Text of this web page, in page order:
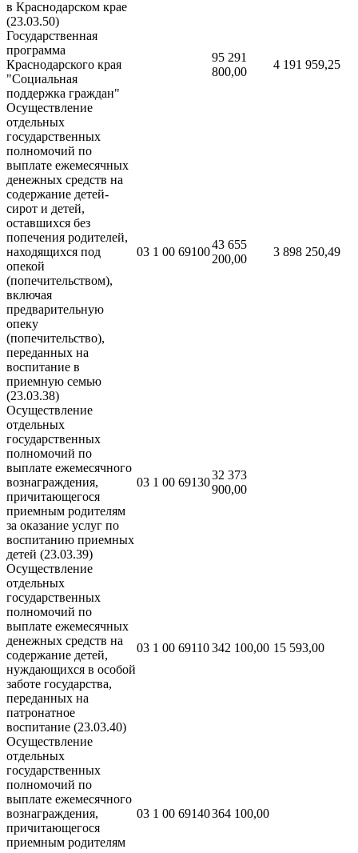
в Краснодарском крае
(23.03.50)
Государственная
программа
Краснодарского края
"Социальная
поддержка граждан"
95 291
800,00
4 191 959,25
Осуществление
отдельных
государственных
полномочий по
выплате ежемесячных
денежных средств на
содержание детей-
сирот и детей,
оставшихся без
попечения родителей,
находящихся под
опекой
(попечительством),
включая
предварительную
опеку
(попечительство),
переданных на
воспитание в
приемную семью
(23.03.38)
03 1 00 69100
43 655
200,00
3 898 250,49
Осуществление
отдельных
государственных
полномочий по
выплате ежемесячного
вознаграждения,
причитающегося
приемным родителям
за оказание услуг по
воспитанию приемных
детей (23.03.39)
03 1 00 69130
32 373
900,00
Осуществление
отдельных
государственных
полномочий по
выплате ежемесячных
денежных средств на
содержание детей,
нуждающихся в особой
заботе государства,
переданных на
патронатное
воспитание (23.03.40)
03 1 00 69110342 100,00 15 593,00
Осуществление
отдельных
государственных
полномочий по
выплате ежемесячного
вознаграждения,
причитающегося
приемным родителям
03 1 00 69140364 100,00